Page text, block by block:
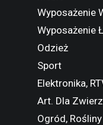
Wyposażenie
Wyposażenie
Odzież
Sport
Elektronika,
Art. Dla
Ogród, Rośliny